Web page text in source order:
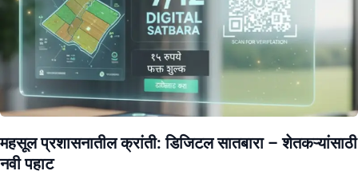
महसूल प्रशासनातील क्रांती: डिजिटल सातबारा – शेतकऱ्यांसाठी
नवी पहाट